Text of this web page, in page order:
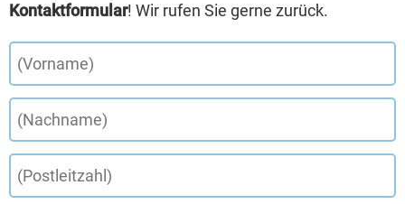
Kontaktformular! Wir rufen Sie gerne zurück.